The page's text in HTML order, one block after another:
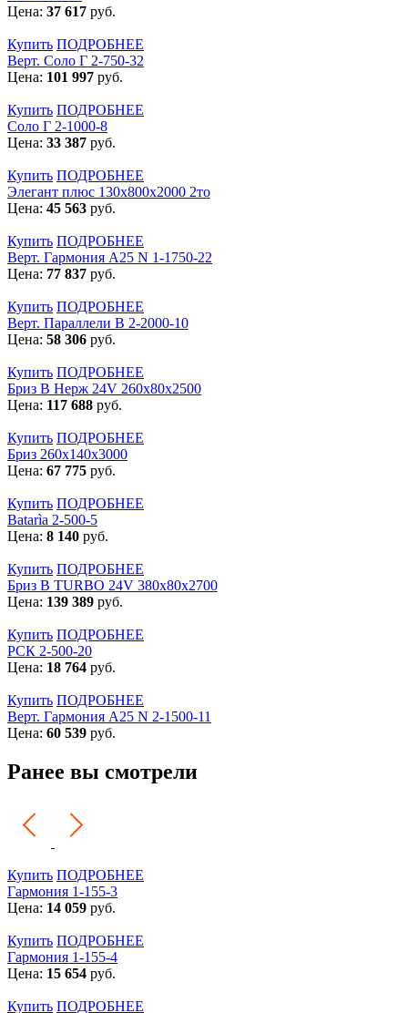
Цена: 37 617 руб.
Купить ПОДРОБНЕЕ
Верт. Соло Г 2-750-32
Цена: 101 997 руб.
Купить ПОДРОБНЕЕ
Соло Г 2-1000-8
Цена: 33 387 руб.
Купить ПОДРОБНЕЕ
Элегант плюс 130x800x2000 2то
Цена: 45 563 руб.
Купить ПОДРОБНЕЕ
Верт. Гармония А25 N 1-1750-22
Цена: 77 837 руб.
Купить ПОДРОБНЕЕ
Верт. Параллели В 2-2000-10
Цена: 58 306 руб.
Купить ПОДРОБНЕЕ
Бриз В Нерж 24V 260x80x2500
Цена: 117 688 руб.
Купить ПОДРОБНЕЕ
Бриз 260х140х3000
Цена: 67 775 руб.
Купить ПОДРОБНЕЕ
Batarìa 2-500-5
Цена: 8 140 руб.
Купить ПОДРОБНЕЕ
Бриз В TURBO 24V 380х80х2700
Цена: 139 389 руб.
Купить ПОДРОБНЕЕ
РСК 2-500-20
Цена: 18 764 руб.
Купить ПОДРОБНЕЕ
Верт. Гармония А25 N 2-1500-11
Цена: 60 539 руб.
Ранее вы смотрели
Купить ПОДРОБНЕЕ
Гармония 1-155-3
Цена: 14 059 руб.
Купить ПОДРОБНЕЕ
Гармония 1-155-4
Цена: 15 654 руб.
Купить ПОДРОБНЕЕ